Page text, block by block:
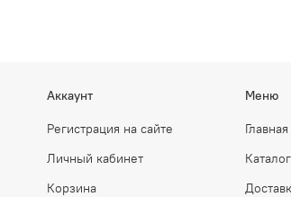
Аккаунт
Регистрация на сайте
Личный кабинет
Корзина
Меню
Главная
Каталог